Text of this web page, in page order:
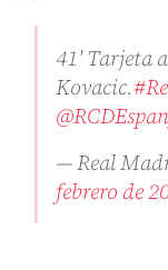
41' Tarjeta
Kovacic.
— Real
febrero de